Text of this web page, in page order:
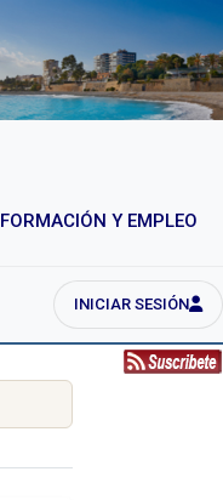
FORMACIÓN Y EMPLEO
INICIAR SESIÓN